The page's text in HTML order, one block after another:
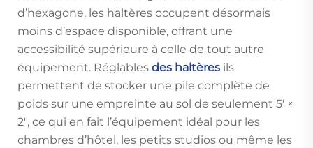
d’hexagone, les haltères occupent désormais
moins d’espace disponible, offrant une
accessibilité supérieure à celle de tout autre
équipement. Réglables des haltères ils
permettent de stocker une pile complète de
poids sur une empreinte au sol de seulement 5' ×
2", ce qui en fait l’équipement idéal pour les
chambres d’hôtel, les petits studios ou même les